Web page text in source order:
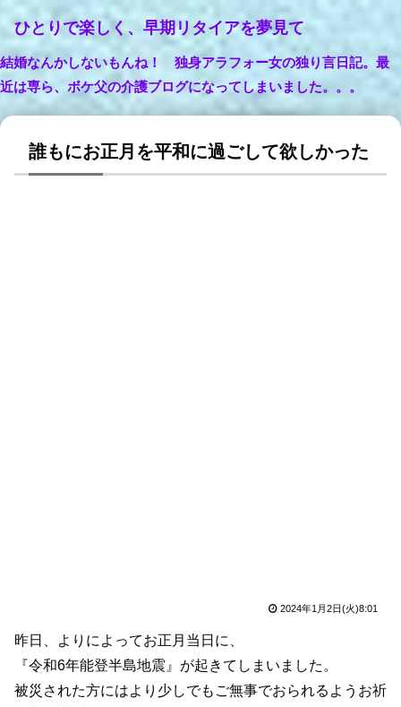
ひとりで楽しく、早期リタイアを夢見て
結婚なんかしないもんね！ 独身アラフォー女の独り言日記。最
近は専ら、ボケ父の介護ブログになってしまいました。。。
誰もにお正月を平和に過ごして欲しかった
2024年1月2日(火)8:01
昨日、よりによってお正月当日に、
『令和6年能登半島地震』が起きてしまいました。
被災された方にはより少しでもご無事でおられるようお祈